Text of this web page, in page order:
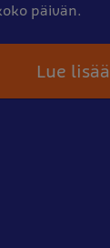
päivän.
Lue lisää